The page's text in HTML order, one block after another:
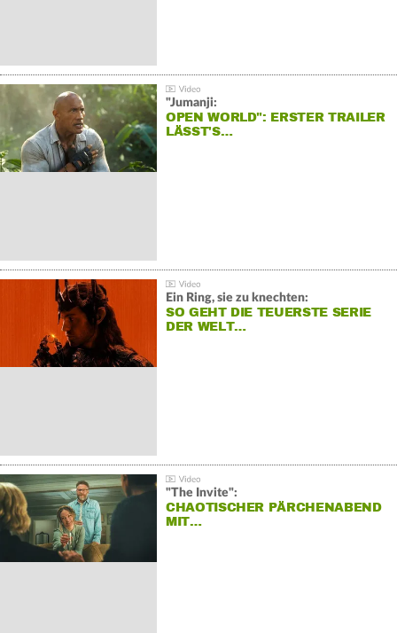
"Jumanji:
OPEN WORLD": ERSTER TRAILER
LÄSST'S…
Ein Ring, sie zu knechten:
SO GEHT DIE TEUERSTE SERIE
DER WELT…
"The Invite":
CHAOTISCHER PÄRCHENABEND
MIT…